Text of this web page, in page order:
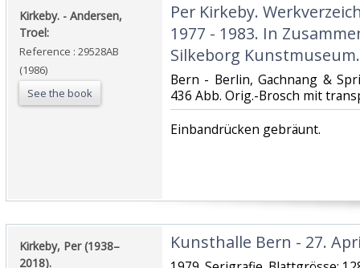
‎Kirkeby. - Andersen,
Troel:‎
Reference : 29528AB
(1986)
See the book
‎Per Kirkeby.
1977 - 1983. In
Silkeborg Kunstmuseum.‎
‎Bern - Berlin, Gachnang &
436 Abb. Orig.-Brosch mit
‎Einbandrücken gebräunt.‎
‎Kirkeby, Per (1938–
2018).‎
‎Kunsthalle Bern - 27.